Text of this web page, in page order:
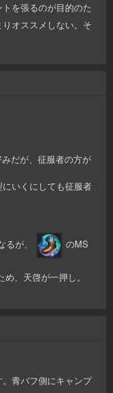
を張るのが目的のた
オススメしない。そ
だが、征服者の方が
いくにしても征服者
が、 のMS
、天啓が一押し。
青バフ側にキャンプ